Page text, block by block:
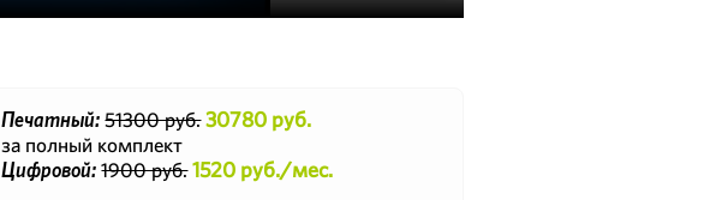
Печатный: 51300 руб.30780 руб.
за полный комплект
Цифровой: 1900 руб.1520 руб./мес.